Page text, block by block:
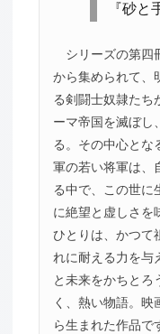
『砂と
シリーズの第四
から集められて、
る剣闘士奴隷たち
ーマ帝国を滅ぼし
る。その中心とな
軍の若い将軍は、
る中で、この世に
に絶望と虚しさを
ひとりは、かつて
れに耐える力を与
と未来をかちとろ
く、熱い物語。映
ら生まれた作品で